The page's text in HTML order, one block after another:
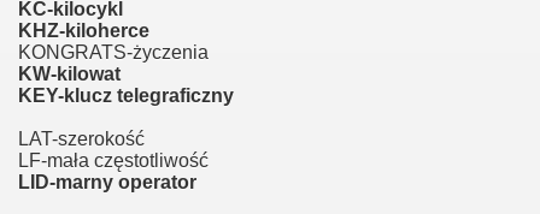
KC-kilocykl
KHZ-kiloherce
KONGRATS-życzenia
KW-kilowat
KEY-klucz telegraficzny
LAT-szerokość
LF-mała częstotliwość
LID-marny operator